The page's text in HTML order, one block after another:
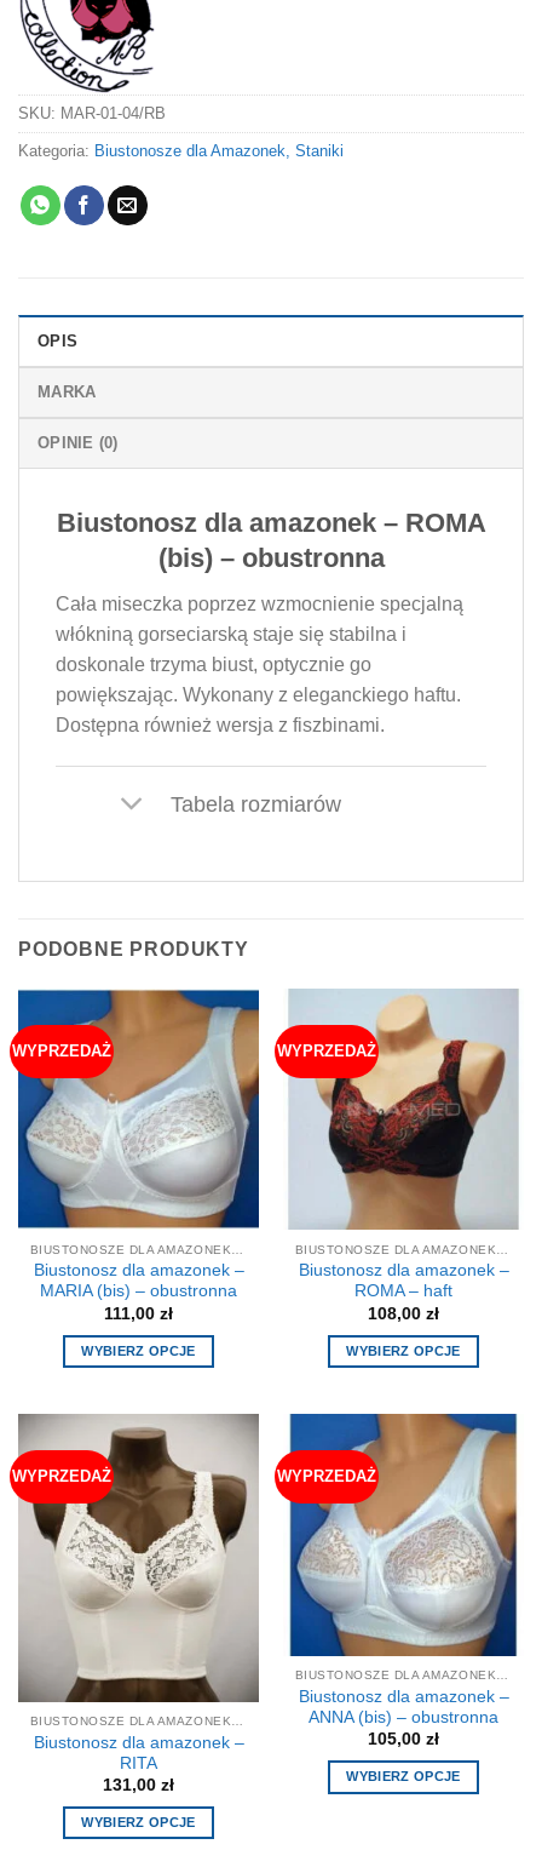
SKU: MAR-01-04/RB
Kategoria: Biustonosze dla Amazonek, Staniki
OPIS
MARKA
OPINIE (0)
Biustonosz dla amazonek – ROMA
(bis) – obustronna
Cała miseczka poprzez wzmocnienie specjalną
włókniną gorseciarską staje się stabilna i
doskonale trzyma biust, optycznie go
powiększając. Wykonany z eleganckiego haftu.
Dostępna również wersja z fiszbinami.
Tabela rozmiarów
PODOBNE PRODUKTY
WYPRZEDAŻ
Biustonosz dla amazonek –
MARIA (bis) – obustronna
111,00 zł
WYBIERZ OPCJE
ma
wiele
wariantów.
Opcje
można
wybrać
na
stronie
WYPRZEDAŻ
Biustonosz dla amazonek –
ROMA – haft
108,00 zł
WYBIERZ OPCJE
wariantów.
Opcje
można
wybrać
na
stronie
produktu
WYPRZEDAŻ
BIUSTONOSZE DLA AMAZONEK, STANIKI
Biustonosz dla amazonek –
RITA
131,00 zł
WYBIERZ OPCJE
WYPRZEDAŻ
BIUSTONOSZE DLA AMAZONEK, STANIKI
Biustonosz dla amazonek –
ANNA (bis) – obustronna
105,00 zł
WYBIERZ OPCJE